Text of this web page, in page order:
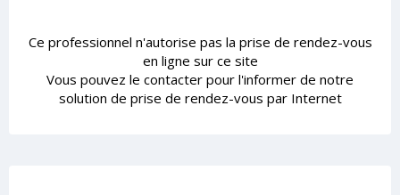
Ce professionnel n'autorise pas la prise de rendez-vous
en ligne sur ce site
Vous pouvez le contacter pour l'informer de notre
solution de prise de rendez-vous par Internet